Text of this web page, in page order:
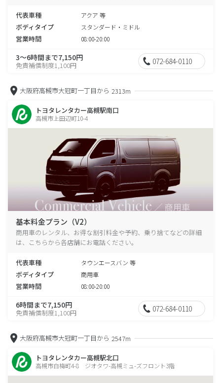
代表車種 アクア 等
ボディタイプ スタンダード・ミドル
営業時間 08:00-20:00
3～6時間まで7,150円
免責補償制度1,100円 072-684-0110
大阪府高槻市大冠町一丁目から 2313m
トヨタレンタカー高槻駅南口
高槻市上田辺町10-4
基本料金プラン（V2）
商用車のレンタル、お得な割引料金や予約、乗り捨てなどの詳細
は、こちらから各店舗にお電話ください。
代表車種 タウンエースバン 等
ボディタイプ 商用車
営業時間 08:00-20:00
6時間まで7,150円
免責補償制度1,100円 072-684-0110
大阪府高槻市大冠町一丁目から 2547m
トヨタレンタカー高槻駅北口
高槻市白梅町4-8 ジオタワ-高槻ミュ-ズフロント3階